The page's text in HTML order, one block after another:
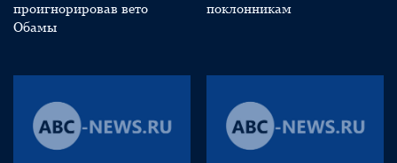
проигнорировав вето
Обамы
поклонникам